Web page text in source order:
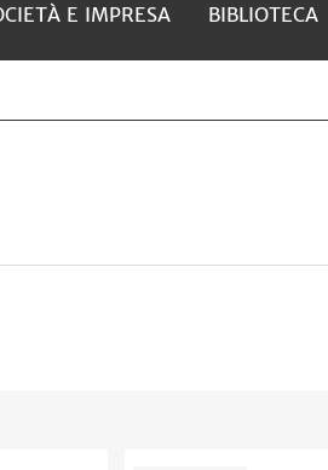
E IMPRESA BIBLIOTECA